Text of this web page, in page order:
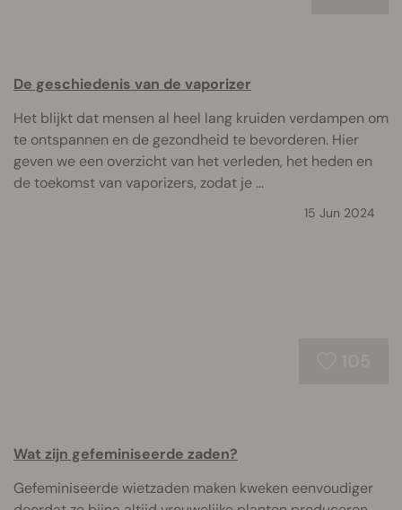
De geschiedenis van de vaporizer
Het blijkt dat mensen al heel lang kruiden verdampen om
te ontspannen en de gezondheid te bevorderen. Hier
geven we een overzicht van het verleden, het heden en
de toekomst van vaporizers, zodat je ...
15 Jun 2024
Wat zijn gefeminiseerde zaden?
Gefeminiseerde wietzaden maken kweken eenvoudiger